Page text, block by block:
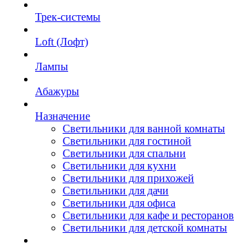
Трек-системы
Loft (Лофт)
Лампы
Абажуры
Назначение
Светильники для ванной комнаты
Светильники для гостиной
Светильники для спальни
Светильники для кухни
Светильники для прихожей
Светильники для дачи
Светильники для офиса
Светильники для кафе и ресторанов
Светильники для детской комнаты